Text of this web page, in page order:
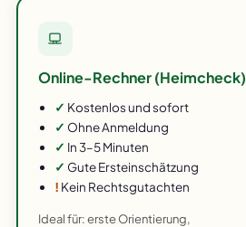
Online-Rechner (Heimcheck)
✓ Kostenlos und sofort
✓ Ohne Anmeldung
✓ In 3–5 Minuten
✓ Gute Ersteinschätzung
! Kein Rechtsgutachten
Ideal für: erste Orientierung,